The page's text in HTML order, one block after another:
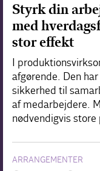
Styrk din
med
stor effekt
I
afgørende. Den
sikkerhed til
af medarbejdere.
nødvendigvis
ARRANGEMENTER